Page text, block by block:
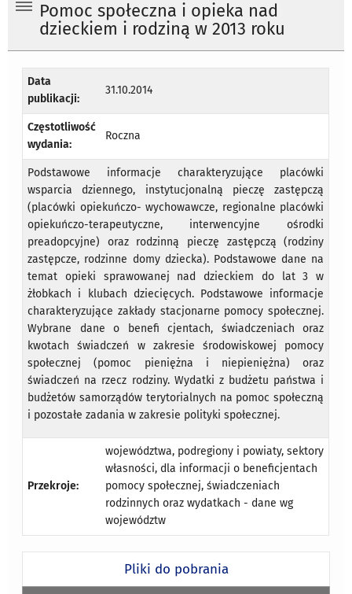
Pomoc społeczna i opieka nad
dzieckiem i rodziną w 2013 roku
Data
publikacji:
31.10.2014
Częstotliwość
wydania:
Roczna
Podstawowe informacje charakteryzujące placówki
wsparcia dziennego, instytucjonalną pieczę zastępczą
(placówki opiekuńczo- wychowawcze, regionalne placówki
opiekuńczo-terapeutyczne, interwencyjne ośrodki
preadopcyjne) oraz rodzinną pieczę zastępczą (rodziny
zastępcze, rodzinne domy dziecka). Podstawowe dane na
temat opieki sprawowanej nad dzieckiem do lat 3 w
żłobkach i klubach dziecięcych. Podstawowe informacje
charakteryzujące zakłady stacjonarne pomocy społecznej.
Wybrane dane o benefi cjentach, świadczeniach oraz
kwotach świadczeń w zakresie środowiskowej pomocy
społecznej (pomoc pieniężna i niepieniężna) oraz
świadczeń na rzecz rodziny. Wydatki z budżetu państwa i
budżetów samorządów terytorialnych na pomoc społeczną
i pozostałe zadania w zakresie polityki społecznej.
Przekroje:
województwa, podregiony i powiaty, sektory
własności, dla informacji o beneficjentach
pomocy społecznej, świadczeniach
rodzinnych oraz wydatkach - dane wg
województw
Pliki do pobrania